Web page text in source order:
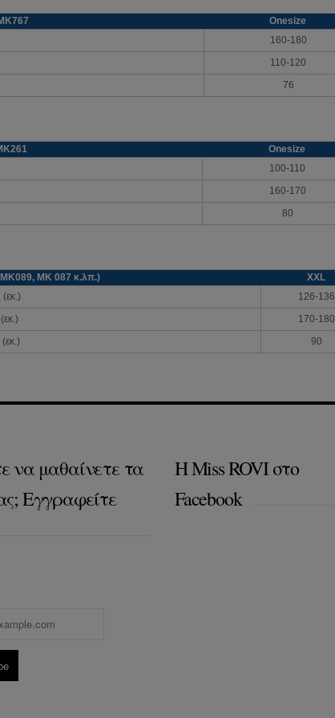
Onesize
160-180
110-120
76
Onesize
100-110
160-170
80
ΜΚ 087 κ.λπ.)
XXL
(εκ.)
126-136
170-180
90
να μαθαίνετε τα
Εγγραφείτε
Η Miss ROVI στο
Facebook